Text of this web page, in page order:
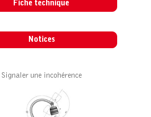
Fiche technique
Notices
Signaler une incohérence